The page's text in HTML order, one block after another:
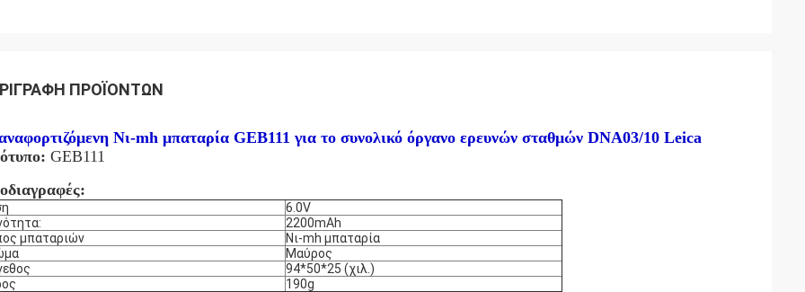
ΠΡΟΪΌΝΤΩΝ
Νι-mh μπαταρία GEB111 για το συνολικό όργανο ερευνών σταθμών DNA03/10 Leica
GEB111
6.0V
2200mAh
μπαταριών
Νι-mh μπαταρία
Μαύρος
94*50*25 (χιλ.)
190g